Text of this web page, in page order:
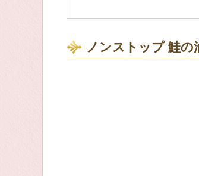
ノンストップ 鮭の